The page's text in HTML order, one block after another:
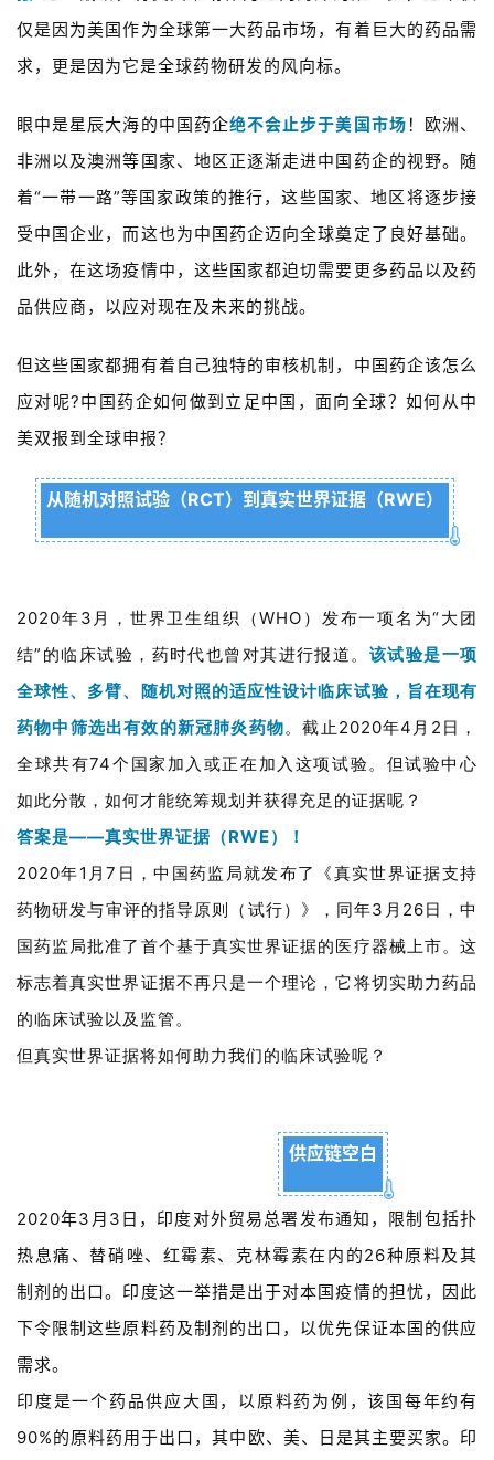
仅是因为美国作为全球第一大药品市场，有着巨大的药品需
求，更是因为它是全球药物研发的风向标。
眼中是星辰大海的中国药企绝不会止步于美国市场 ！欧洲、
非洲以及澳洲等国家、地区正逐渐走进中国药企的视野。随
着“一带一路”等国家政策的推行，这些国家、地区将逐步接
受中国企业，而这也为中国药企迈向全球奠定了良好基础。
此外，在这场疫情中，这些国家都迫切需要更多药品以及药
品供应商，以应对现在及未来的挑战。
但这些国家都拥有着自己独特的审核机制，中国药企该怎么
应对呢?中国药企如何做到立足中国，面向全球？如何从中
美双报到全球申报？
从随机对照试验（RCT）到真实世界证据（RWE）
2020年3月，世界卫生组织（WHO）发布一项名为“大团
结”的临床试验，药时代也曾对其进行报道。 该试验是一项
全球性、多臂、随机对照的适应性设计临床试验，旨在现有
药物中筛选出有效的新冠肺炎药物。截止2020年4月2日，
全球共有74个国家加入或正在加入这项试验。 但试验中心
如此分散，如何才能统筹规划并获得充足的证据呢？
答案是——真实世界证据（RWE）！
2020年1月7日，中国药监局就发布了《真实世界证据支持
药物研发与审评的指导原则（试行）》，同年3月26日，中
国药监局批准了首个基于真实世界证据的医疗器械上市。这
标志着真实世界证据不再只是一个理论，它将切实助力药品
的临床试验以及监管。
但真实世界证据将如何助力我们的临床试验呢？
供应链空白
2020年3月3日，印度对外贸易总署发布通知，限制包括扑
热息痛、替硝唑、红霉素、克林霉素在内的26种原料及其
制剂的出口。印度这一举措是出于对本国疫情的担忧，因此
下令限制这些原料药及制剂的出口，以优先保证本国的供应
需求。
印度是一个药品供应大国，以原料药为例，该国每年约有
90%的原料药用于出口，其中欧、美、日是其主要买家。印